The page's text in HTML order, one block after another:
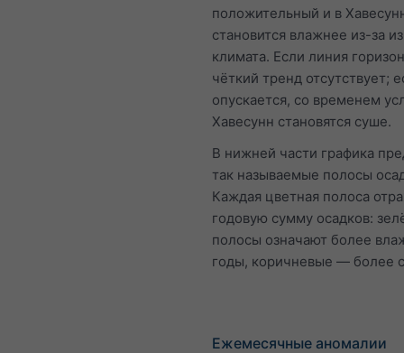
положительный и в
становится влажнее из-за
климата. Если линия
чёткий тренд отсутствует;
опускается, со временем
Хавесунн становятся суше.
В нижней части графика
так называемые полосы
Каждая цветная полоса
годовую сумму осадков:
полосы означают более
годы, коричневые — более
Ежемесячные аномалии